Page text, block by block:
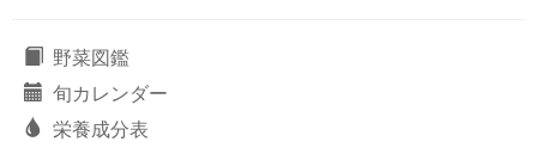
野菜図鑑
旬カレンダー
栄養成分表